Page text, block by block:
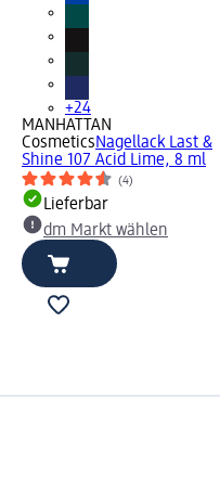
+24
MANHATTAN
CosmeticsNagellack Last &
Shine 107 Acid Lime, 8 ml
(4)
Lieferbar
dm Markt wählen